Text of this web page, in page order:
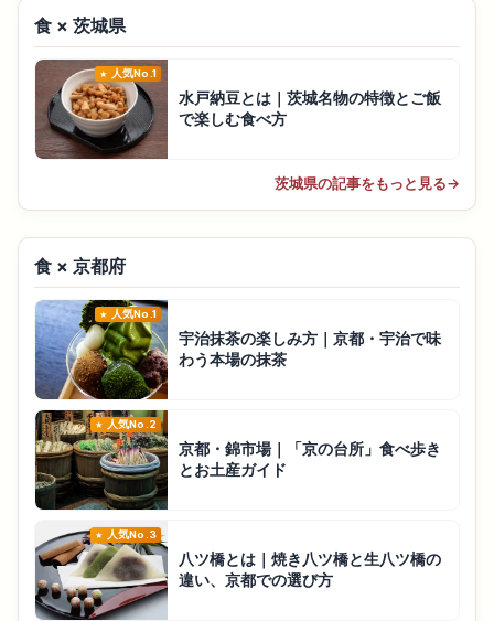
食 × 茨城県
人気No.1
水戸納豆とは｜茨城名物の特徴とご飯
で楽しむ食べ方
茨城県の記事をもっと見る→
食 × 京都府
人気No.1
宇治抹茶の楽しみ方｜京都・宇治で味
わう本場の抹茶
人気No.2
京都・錦市場｜「京の台所」食べ歩き
とお土産ガイド
人気No.3
八ツ橋とは｜焼き八ツ橋と生八ツ橋の
違い、京都での選び方